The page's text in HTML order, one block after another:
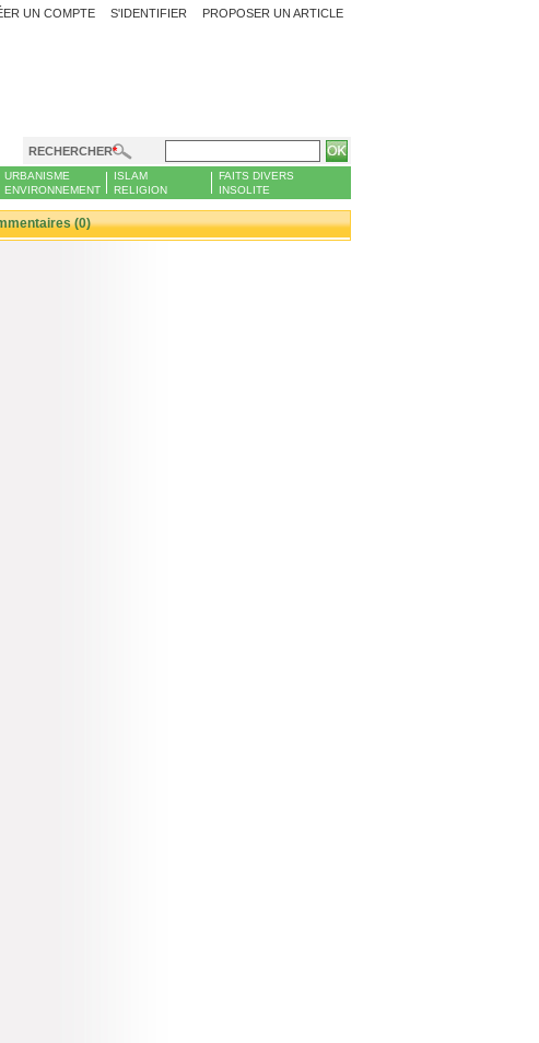
PROPOSER UN ARTICLE
UN COMPTE S'IDENTIFIER
RECHERCHER
URBANISME
ENVIRONNEMENT
ISLAM
RELIGION
FAITS DIVERS
INSOLITE
(0)